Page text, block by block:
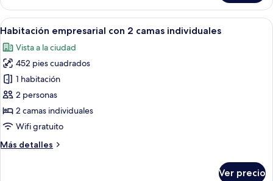
ejecutiva
con
2
individuales
Abrir
todas
las
fotos
de
Habitación
empresarial
con
camas
Una habitación de hotel con dos
6
Habitación empresarial con 2 camas individuales
Vista a la ciudad
452 pies cuadrados
1 habitación
2 personas
2 camas individuales
Wifi gratuito
Más detalles
Más
Ver precio